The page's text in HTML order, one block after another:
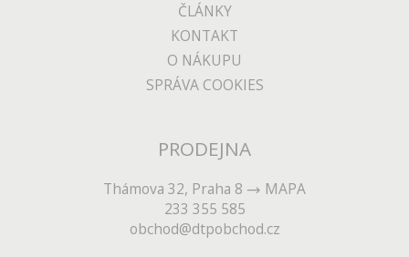
ČLÁNKY
KONTAKT
O NÁKUPU
SPRÁVA COOKIES
PRODEJNA
Thámova 32, Praha 8
MAPA
233 355 585
obchod@dtpobchod.cz